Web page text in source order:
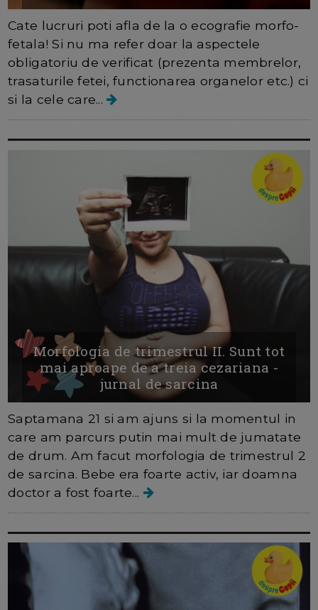
Cate lucruri poti afla de la o ecografie morfo-
fetala! Si nu ma refer doar la aspectele
obligatoriu de verificat (prezenta membrelor,
trasaturile fetei, functionarea organelor etc.) ci
si la cele care...
Morfologia de trimestrul II. Sunt tot
mai aproape de a treia cezariana -
jurnal de sarcina
Saptamana 21 si am ajuns si la momentul in
care am parcurs putin mai mult de jumatate
de drum. Am facut morfologia de trimestrul 2
de sarcina. Bebe era foarte activ, iar doamna
doctor a fost foarte...